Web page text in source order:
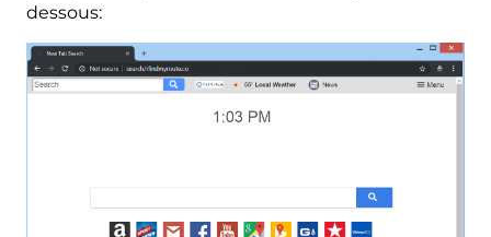
dessous: